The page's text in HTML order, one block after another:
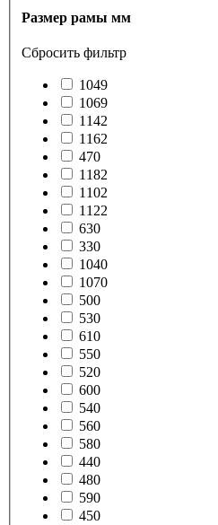
Размер рамы мм
Сбросить фильтр
1049
1069
1142
1162
470
1182
1102
1122
630
330
1040
1070
500
530
610
550
520
600
540
560
580
440
480
590
450